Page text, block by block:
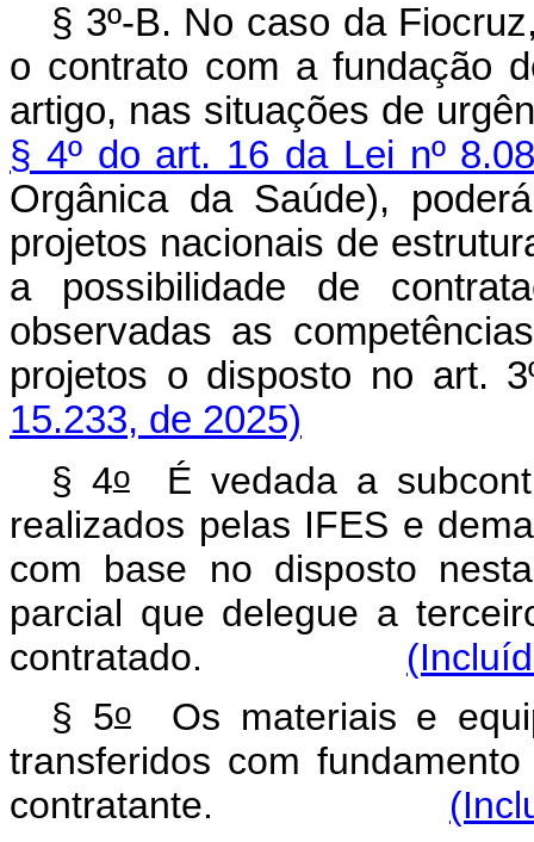
§ 3º-B. No caso da
o contrato com a fundação
artigo, nas situações de
§ 4º do art. 16 da Lei nº
Orgânica da Saúde),
projetos nacionais de
a possibilidade de
observadas as
projetos o disposto no art.
15.233, de 2025)
§ 4oÉ vedada a
realizados pelas IFES e
com base no disposto
parcial que delegue a
contratado.
§ 5oOs materiais e
transferidos com
contratante.